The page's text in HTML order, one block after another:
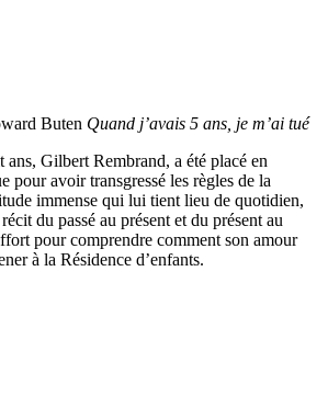
Buten Quand j’avais 5 ans, je m’ai tué
Gilbert Rembrand, a été placé en
pour avoir transgressé les règles de la
immense qui lui tient lieu de quotidien,
du passé au présent et du présent au
pour comprendre comment son amour
à la Résidence d’enfants.